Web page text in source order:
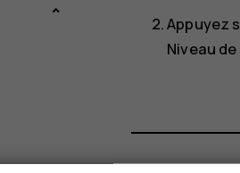
Appuyez
Niveau